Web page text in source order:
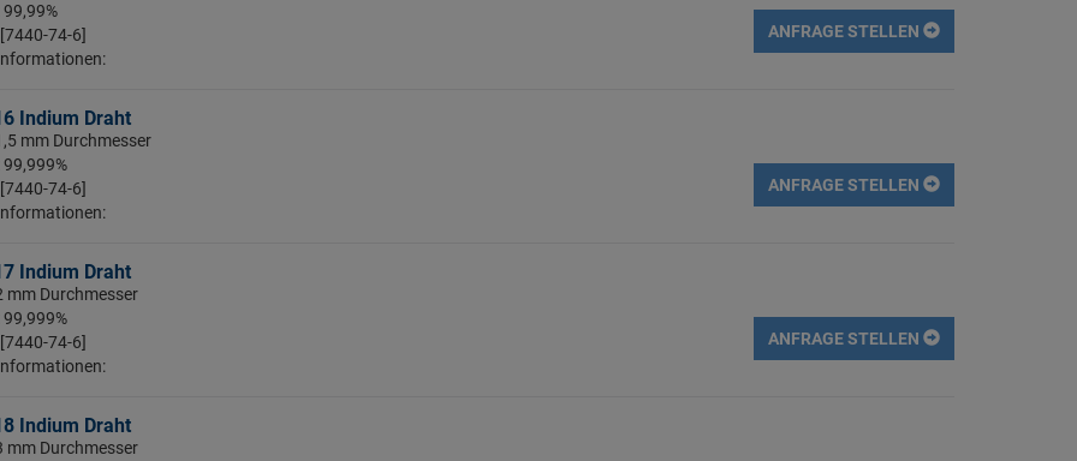
74-6]
ANFRAGE STELLEN
Indium Draht
mm Durchmesser
99,999%
74-6]
ANFRAGE STELLEN
Indium Draht
mm Durchmesser
99,999%
74-6]
ANFRAGE STELLEN
Indium Draht
mm Durchmesser